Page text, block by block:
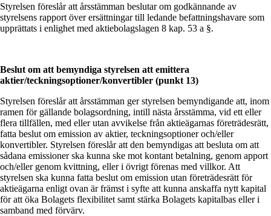
Styrelsen föreslår att årsstämman beslutar om godkännande av
styrelsens rapport över ersättningar till ledande befattningshavare som
upprättats i enlighet med aktiebolagslagen 8 kap. 53 a §.
Beslut om att bemyndiga styrelsen att emittera
aktier/teckningsoptioner/konvertibler (punkt 13)
Styrelsen föreslår att årsstämman ger styrelsen bemyndigande att, inom
ramen för gällande bolagsordning, intill nästa årsstämma, vid ett eller
flera tillfällen, med eller utan avvikelse från aktieägarnas företrädesrätt,
fatta beslut om emission av aktier, teckningsoptioner och/eller
konvertibler. Styrelsen föreslår att den bemyndigas att besluta om att
sådana emissioner ska kunna ske mot kontant betalning, genom apport
och/eller genom kvittning, eller i övrigt förenas med villkor. Att
styrelsen ska kunna fatta beslut om emission utan företrädesrätt för
aktieägarna enligt ovan är främst i syfte att kunna anskaffa nytt kapital
för att öka Bolagets flexibilitet samt stärka Bolagets kapitalbas eller i
samband med förvärv.